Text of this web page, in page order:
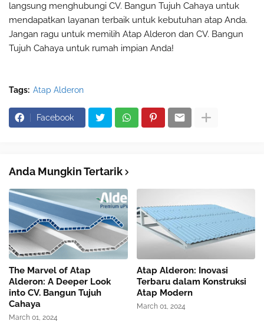
langsung menghubungi CV. Bangun Tujuh Cahaya untuk
mendapatkan layanan terbaik untuk kebutuhan atap Anda.
Jangan ragu untuk memilih Atap Alderon dan CV. Bangun
Tujuh Cahaya untuk rumah impian Anda!
Tags: Atap Alderon
Facebook
Anda Mungkin Tertarik
The Marvel of Atap
Alderon: A Deeper Look
into CV. Bangun Tujuh
Cahaya
March 01, 2024
Atap Alderon: Inovasi
Terbaru dalam Konstruksi
Atap Modern
March 01, 2024